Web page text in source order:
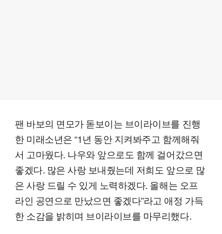
팬 바보의 면모가 돋보이는 브이라이브를 진행
한 미래소년은 “1년 동안 지켜봐주고 함께해줘
서 고마웠다. 나우와 앞으로도 함께 걸어갔으면
좋겠다. 많은 사랑 보내줬는데 저희도 앞으로 많
은 사랑 드릴 수 있게 노력하겠다. 올해는 오프
라인 공연으로 만났으면 좋겠다”라고 애정 가득
한 소감을 밝히며 브이라이브를 마무리했다.